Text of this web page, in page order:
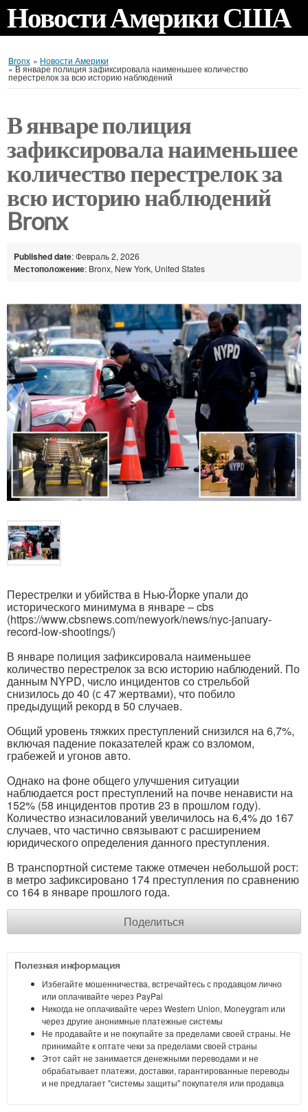
Новости Америки США
Bronx » Новости Америки
»В январе полиция зафиксировала наименьшее количество
перестрелок за всю историю наблюдений
В январе полиция
зафиксировала наименьшее
количество перестрелок за
всю историю наблюдений
Bronx
Published date: Февраль 2, 2026
Местоположение: Bronx, New York, United States
Перестрелки и убийства в Нью-Йорке упали до
исторического минимума в январе – cbs
(https://www.cbsnews.com/newyork/news/nyc-january-
record-low-shootings/)
В январе полиция зафиксировала наименьшее
количество перестрелок за всю историю наблюдений. По
данным NYPD, число инцидентов со стрельбой
снизилось до 40 (с 47 жертвами), что побило
предыдущий рекорд в 50 случаев.
Общий уровень тяжких преступлений снизился на 6,7%,
включая падение показателей краж со взломом,
грабежей и угонов авто.
Однако на фоне общего улучшения ситуации
наблюдается рост преступлений на почве ненависти на
152% (58 инцидентов против 23 в прошлом году).
Количество изнасилований увеличилось на 6,4% до 167
случаев, что частично связывают с расширением
юридического определения данного преступления.
В транспортной системе также отмечен небольшой рост:
в метро зафиксировано 174 преступления по сравнению
со 164 в январе прошлого года.
Поделиться
Полезная информация
Избегайте мошенничества, встречайтесь с продавцом лично
или оплачивайте через PayPal
Никогда не оплачивайте через Western Union, Moneygram или
через другие анонимные платежные системы
Не продавайте и не покупайте за пределами своей страны. Не
принимайте к оптате чеки за пределами своей страны
Этот сайт не занимается денежными переводами и не
обрабатывает платежи, доставки, гарантированные переводы
и не предлагает "системы защиты" покупателя или продавца